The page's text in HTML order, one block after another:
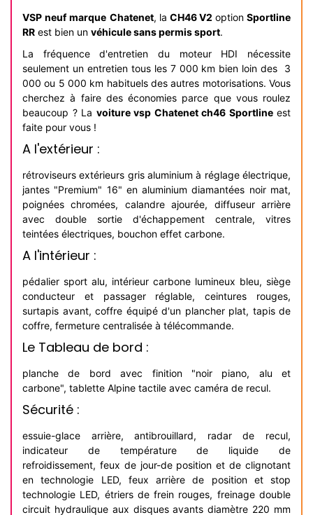
VSP neuf marque Chatenet, la CH46 V2 option Sportline
RR est bien un véhicule sans permis sport.
La fréquence d'entretien du moteur HDI nécessite
seulement un entretien tous les 7 000 km bien loin des 3
000 ou 5 000 km habituels des autres motorisations. Vous
cherchez à faire des économies parce que vous roulez
beaucoup ? La voiture vsp Chatenet ch46 Sportlineest
faite pour vous !
A l'extérieur :
rétroviseurs extérieurs gris aluminium à réglage électrique,
jantes "Premium" 16" en aluminium diamantées noir mat,
poignées chromées, calandre ajourée, diffuseur arrière
avec double sortie d'échappement centrale, vitres
teintées électriques, bouchon effet carbone.
A l'intérieur :
pédalier sport alu, intérieur carbone lumineux bleu, siège
conducteur et passager réglable, ceintures rouges,
surtapis avant, coffre équipé d'un plancher plat, tapis de
coffre, fermeture centralisée à télécommande.
Le Tableau de bord :
planche de bord avec finition "noir piano, alu et
carbone", tablette Alpine tactile avec caméra de recul.
Sécurité :
essuie-glace arrière, antibrouillard, radar de recul,
indicateur de température de liquide de
refroidissement, feux de jour-de position et de clignotant
en technologie LED, feux arrière de position et stop
technologie LED, étriers de frein rouges, freinage double
circuit hydraulique aux disques avants diamètre 220 mm